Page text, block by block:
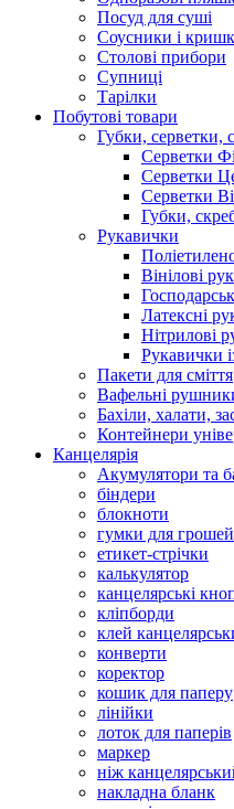
Посуд для суші
Соусники і
Столові прибори
Супниці
Тарілки
Побутові товари
Губки, серветки,
Серветки
Серветки
Серветки
Губки,
Рукавички
Вінілові
Латексні
Нітрилові
Рукавички
Пакети для сміття
Вафельні
Бахіли, халати,
Контейнери
Канцелярія
Акумулятори та
біндери
блокноти
гумки для грошей
етикет-стрічки
калькулятор
канцелярські
кліпборди
клей
конверти
коректор
кошик для паперу
лінійки
лоток для паперів
маркер
ніж
накладна бланк